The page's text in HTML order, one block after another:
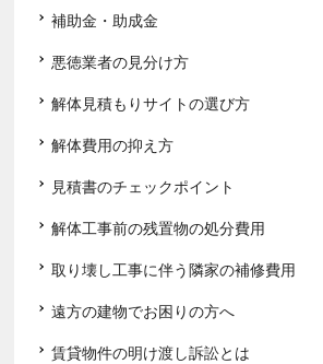
補助金・助成金
悪徳業者の見分け方
解体見積もりサイトの選び方
解体費用の抑え方
見積書のチェックポイント
解体工事前の残置物の処分費用
取り壊し工事に伴う隣家の補修費用
遠方の建物でお困りの方へ
賃貸物件の明け渡し訴訟とは